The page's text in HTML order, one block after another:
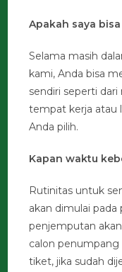
Apakah saya
Selama masih
kami, Anda bisa
sendiri seperti
tempat kerja atau
Anda pilih.
Kapan waktu
Rutinitas untuk
akan dimulai
penjemputan
calon penumpang
tiket, jika sudah